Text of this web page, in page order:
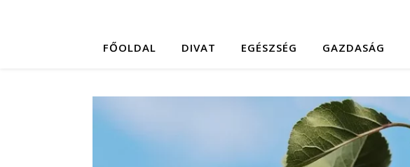
FŐOLDAL DIVAT EGÉSZSÉG GAZDASÁG